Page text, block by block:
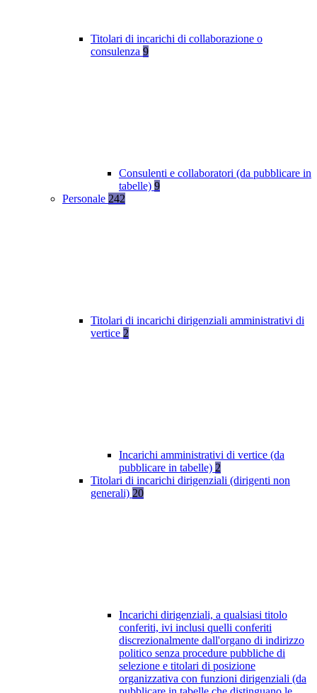
Titolari di incarichi di collaborazione o
consulenza 9
Consulenti e collaboratori (da pubblicare in
tabelle) 9
Personale 242
Titolari di incarichi dirigenziali amministrativi di
vertice 2
Incarichi amministrativi di vertice (da
pubblicare in tabelle) 2
Titolari di incarichi dirigenziali (dirigenti non
generali) 20
Incarichi dirigenziali, a qualsiasi titolo
conferiti, ivi inclusi quelli conferiti
discrezionalmente dall'organo di indirizzo
politico senza procedure pubbliche di
selezione e titolari di posizione
organizzativa con funzioni dirigenziali (da